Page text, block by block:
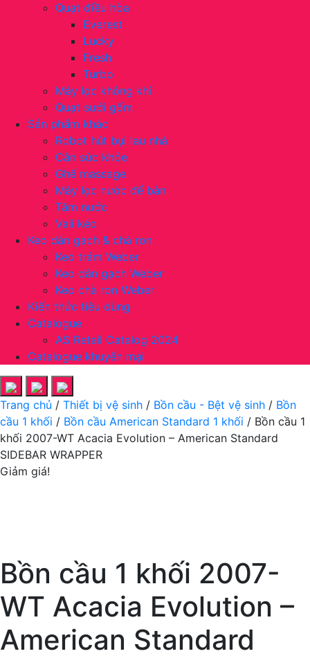
Quạt điều hòa
Everest
Lucky
Fresh
Turbo
Máy lọc không khí
Quạt sưởi gốm
Sản phẩm khác
Robot hút bụi lau nhà
Cân sức khỏe
Ghế massage
Máy lọc nước để bàn
Tăm nước
Vali kéo
Keo dán gạch & chà ron
Keo trám Weber
Keo dán gạch Weber
Keo chà ron Weber
Kiến thức tiêu dùng
Catalogue
AS Retail Catalog 2024
Catalogue khuyến mại
Trang chủ / Thiết bị vệ sinh / Bồn cầu - Bệt vệ sinh / Bồn
cầu 1 khối / Bồn cầu American Standard 1 khối / Bồn cầu 1
khối 2007-WT Acacia Evolution – American Standard
SIDEBAR WRAPPER
Giảm giá!
Bồn cầu 1 khối 2007-
WT Acacia Evolution –
American Standard